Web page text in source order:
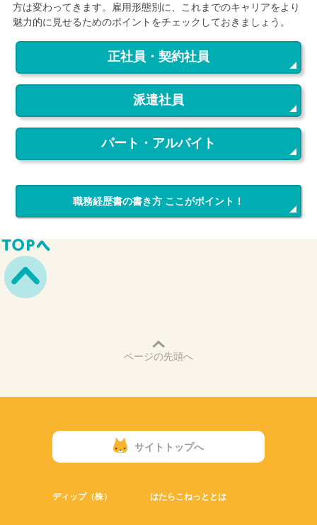
方は変わってきます。雇用形態別に、これまでのキャリアをより
魅力的に見せるためのポイントをチェックしておきましょう。
正社員・契約社員
派遣社員
パート・アルバイト
職務経歴書の書き方 ここがポイント！
ページの先頭へ
サイトトップへ
ディップ（株） はたらこねっととは